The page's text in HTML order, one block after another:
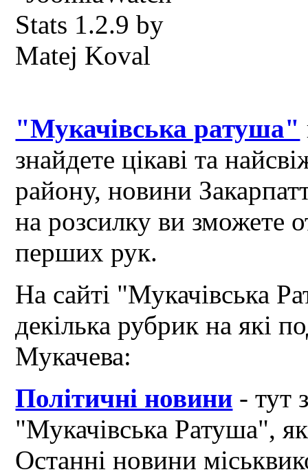
"Мукачівська ратуша"
знайдете цікаві та
району, новини
на розсилку ви зможете
перших рук.
На сайті "Мукачівська
декілька рубрик на які
Мукачева:
Політичні новини - тут
"Мукачівська Ратуша",
Останні новини